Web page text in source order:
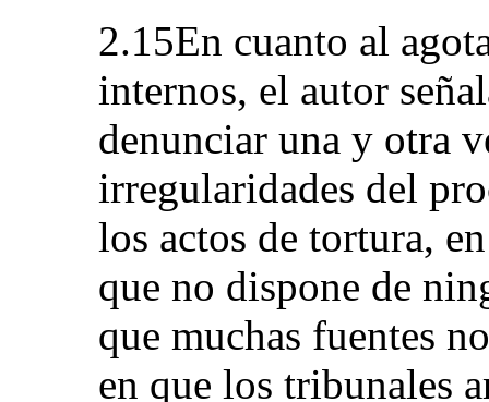
2.15En cuanto al
internos, el autor
denunciar una y otra
irregularidades del
los actos de tortura,
que no dispone de
que muchas fuentes
en que los tribunales